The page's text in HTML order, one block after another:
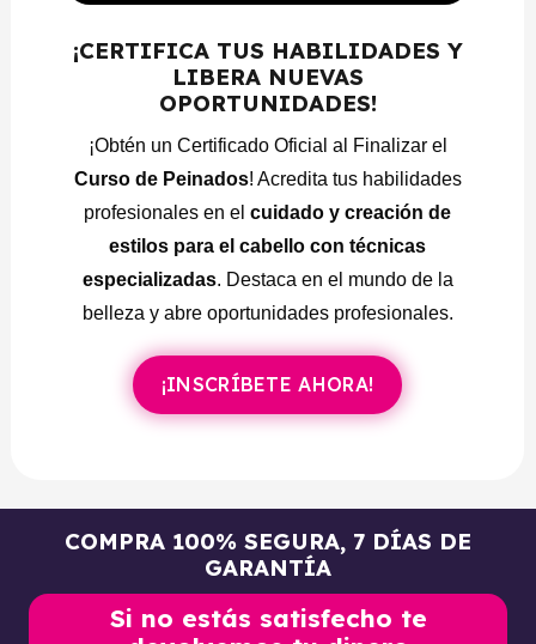
MÓDULO 5 – TÉCNICA DE BUCLES
Ondas al agua.
Ondas light.
MÓDULO 6 – TÉCNICA DE TRENZAS
Zimba de 2.
Zimba de 3.
Zimba de 4.
Zimba gruesa.
Peinado cepillado y trenza.
¡CERTIFICA TUS HABILIDADES Y
LIBERA NUEVAS
OPORTUNIDADES!
¡Obtén un Certificado Oficial al Finalizar el
Curso de Peinados! Acredita tus habilidades
profesionales en el cuidado y creación de
estilos para el cabello con técnicas
especializadas. Destaca en el mundo de la
belleza y abre oportunidades profesionales.
¡INSCRÍBETE AHORA!
COMPRA 100% SEGURA, 7 DÍAS DE
GARANTÍA
Si no estás satisfecho te